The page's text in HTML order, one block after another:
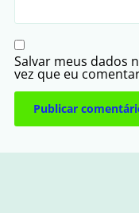
Salvar meus dados
vez que eu